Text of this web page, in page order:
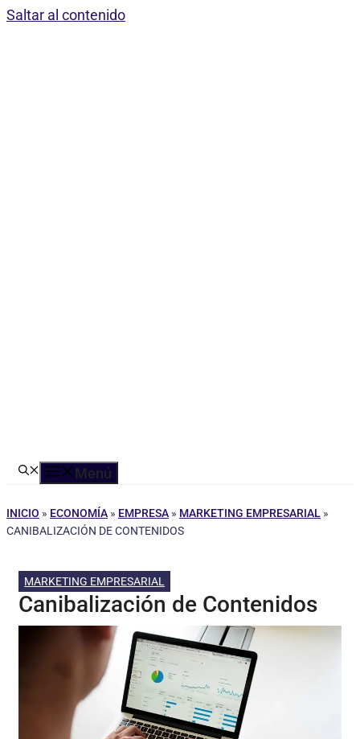
Saltar al contenido
Menú
INICIO » ECONOMÍA » EMPRESA » MARKETING EMPRESARIAL »
CANIBALIZACIÓN DE CONTENIDOS
MARKETING EMPRESARIAL
Canibalización de Contenidos